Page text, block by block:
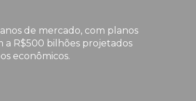
de mercado, com planos
a R$500 bilhões projetados
econômicos.